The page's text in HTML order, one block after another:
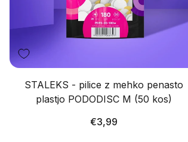
STALEKS - pilice z mehko penasto
plastjo PODODISC M (50 kos)
Redna
€3,99